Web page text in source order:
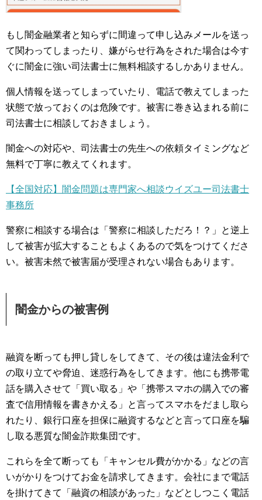
もし闇金融業者と知らずに間違って申し込みメールを送っ
て関わってしまったり、嫌がらせ行為をされた場合は今す
ぐに闇金に強い司法書士に無料相談するしかありません。
個人情報を送ってしまっていたり、電話で教えてしまった
状態で放っておくのは危険です。被害に巻き込まれる前に
司法書士に相談しておきましょう。
闇金への対応や、司法書士の先生への依頼タイミングなど
無料で丁寧に教えてくれます。
【全国対応】闇金問題は専門家へ相談ウイズユー司法書士
事務所
警察に相談する場合は「警察に相談しただろ！？」と逆上
して被害が拡大することもよくあるので気をつけてくださ
い。被害未然で被害届が受理されない場合もあります。
闇金からの被害例
融資を断っても押し貸しをしてきて、その後は違法金利で
の取り立てや脅迫、迷惑行為をしてきます。他にも携帯電
話を購入させて「買い取る」や「携帯スマホの購入での審
査で信用情報を書きかえる」と言ってスマホをだまし取ら
れたり、銀行口座を担保に融資するなどと言って口座を騙
し取る悪質な闇金詐欺集団です。
これらを全て断っても「キャンセル費がかかる」などの言
いがかりをつけてお金を請求してきます。会社にまで電話
を掛けてきて「融資の相談があった」などとしつこく電話